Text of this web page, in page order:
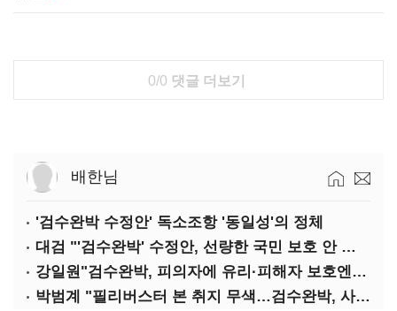
0/0 댓글 더보기
배한님
'검수완박 수정안' 독소조항 '동일성'의 정체
대검 "'검수완박' 수정안, 선량한 국민 보호 안 보여"
강일원"검수완박, 피의자에 유리·피해자 보호엔 문제"
박범계 "필리버스터 본 취지 무색…검수완박, 사실상 합의"